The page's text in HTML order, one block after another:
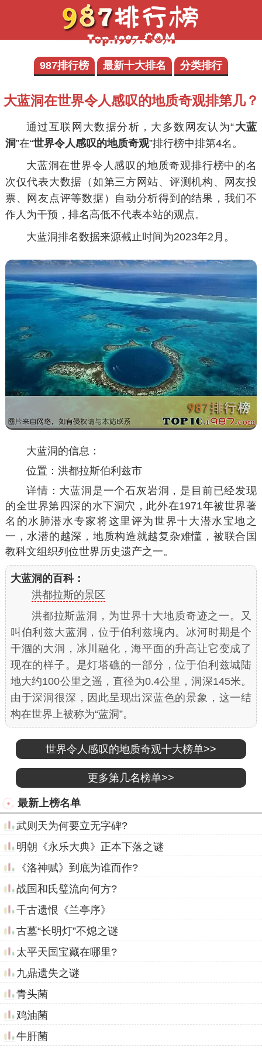
987排行榜 最新十大排名 分类排行
大蓝洞在世界令人感叹的地质奇观排第几？
通过互联网大数据分析，大多数网友认为“大蓝
洞”在“世界令人感叹的地质奇观”排行榜中排第4名 。
大蓝洞在世界令人感叹的地质奇观排行榜中的名
次仅代表大数据（如第三方网站、评测机构、网友投
票、网友点评等数据）自动分析得到的结果，我们不
作人为干预，排名高低不代表本站的观点。
大蓝洞排名数据来源截止时间为2023年2月。
大蓝洞的信息：
位置：洪都拉斯伯利兹市
详情：大蓝洞是一个石灰岩洞，是目前已经发现
的全世界第四深的水下洞穴，此外在1971年被世界著
名的水肺潜水专家将这里评为世界十大潜水宝地之
一，水潜的越深，地质构造就越复杂难懂，被联合国
教科文组织列位世界历史遗产之一。
大蓝洞的百科：
洪都拉斯的景区
洪都拉斯蓝洞，为世界十大地质奇迹之一。又
叫伯利兹大蓝洞，位于伯利兹境内。冰河时期是个
干涸的大洞，冰川融化，海平面的升高让它变成了
现在的样子。是灯塔礁的一部分，位于伯利兹城陆
地大约100公里之遥，直径为0.4公里，洞深145米。
由于深洞很深，因此呈现出深蓝色的景象，这一结
构在世界上被称为“蓝洞”。
世界令人感叹的地质奇观十大榜单>>
更多第几名榜单>>
最新上榜名单
武则天为何要立无字碑?
明朝《永乐大典》正本下落之谜
《洛神赋》到底为谁而作?
战国和氏璧流向何方?
千古遗恨《兰亭序》
古墓“长明灯”不熄之谜
太平天国宝藏在哪里?
九鼎遗失之谜
青头菌
鸡油菌
牛肝菌